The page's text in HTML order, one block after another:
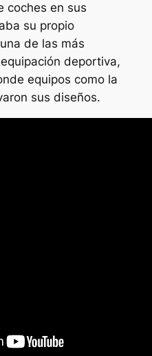
coches en sus
su propio
de las más
deportiva,
equipos como la
sus diseños.